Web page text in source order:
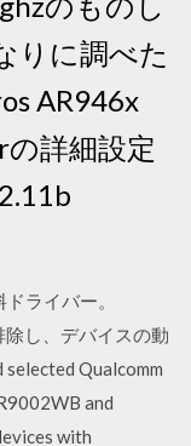
りに調べた
AR946x
詳細設定
ライバー。
し、デバイスの動
Qualcomm
and
with